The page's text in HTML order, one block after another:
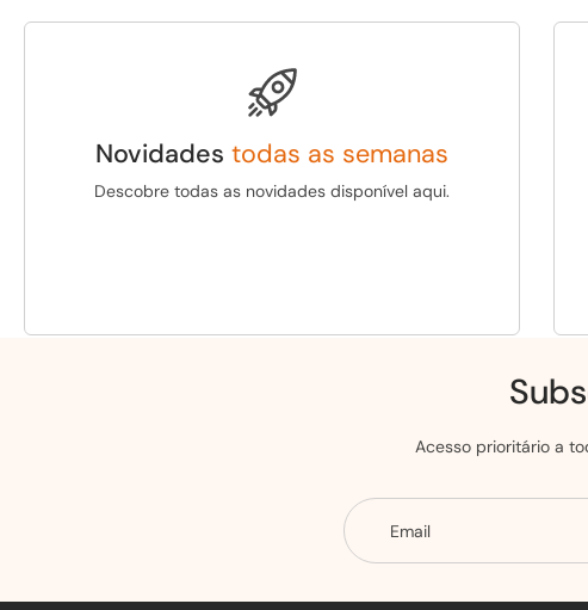
Novidades todas as semanas
Descobre todas as novidades disponível aqui.
Acesso prioritário a
Email